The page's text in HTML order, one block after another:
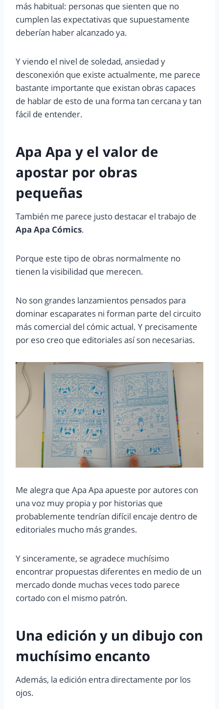
más habitual: personas que sienten que no
cumplen las expectativas que supuestamente
deberían haber alcanzado ya.
Y viendo el nivel de soledad, ansiedad y
desconexión que existe actualmente, me parece
bastante importante que existan obras capaces
de hablar de esto de una forma tan cercana y tan
fácil de entender.
Apa Apa y el valor de
apostar por obras
pequeñas
También me parece justo destacar el trabajo de
Apa Apa Cómics.
Porque este tipo de obras normalmente no
tienen la visibilidad que merecen.
No son grandes lanzamientos pensados para
dominar escaparates ni forman parte del circuito
más comercial del cómic actual. Y precisamente
por eso creo que editoriales así son necesarias.
Me alegra que Apa Apa apueste por autores con
una voz muy propia y por historias que
probablemente tendrían difícil encaje dentro de
editoriales mucho más grandes.
Y sinceramente, se agradece muchísimo
encontrar propuestas diferentes en medio de un
mercado donde muchas veces todo parece
cortado con el mismo patrón.
Una edición y un dibujo con
muchísimo encanto
Además, la edición entra directamente por los
ojos.